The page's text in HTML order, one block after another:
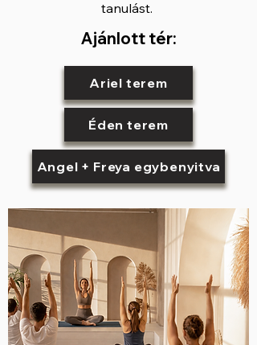
tanulást.
Ajánlott tér:
Ariel terem
Éden terem
Angel + Freya egybenyitva